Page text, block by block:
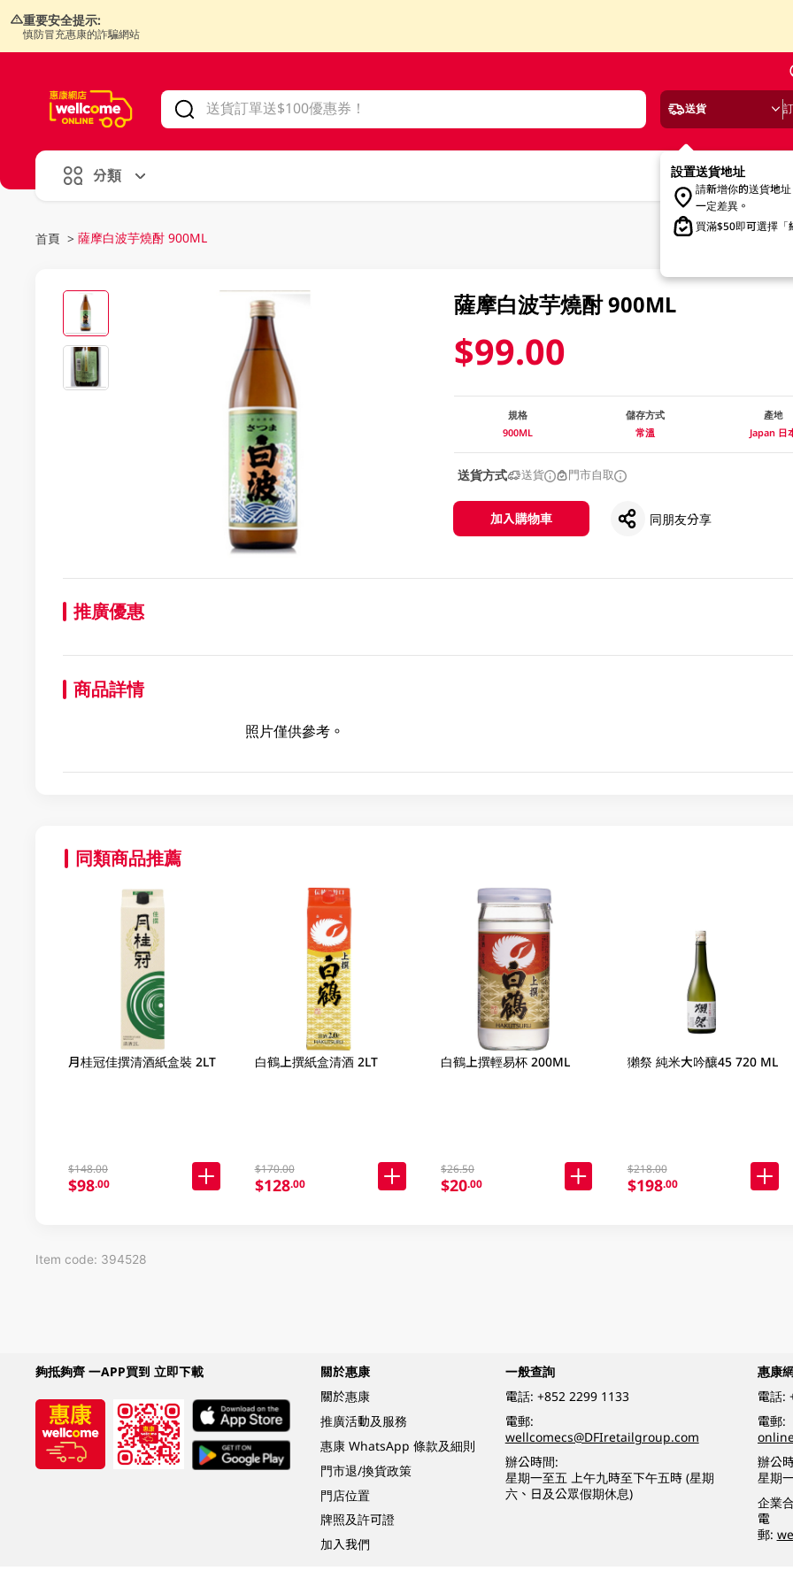
重要安全提示:
慎防冒充惠康的詐騙網站
送貨
設置送貨地址
請新增你的送貨地
一定差異。
買滿$50即可選擇「
分類
首頁 > 薩摩白波芋燒酎 900ML
薩摩白波芋燒酎 900ML
$99.00
規格
900ML
儲存方式
常溫
產地
Japan 日
送貨方式 送貨 門市自取
加入購物車 同朋友分享
推廣優惠
商品詳情
照片僅供參考。
同類商品推薦
月桂冠佳撰清酒紙盒裝 2LT
$148.00
$98.00
白鶴上撰紙盒清酒 2LT
$170.00
$128.00
白鶴上撰輕易杯 200ML
$26.50
$20.00
獺祭 純米大吟釀45 720 ML
$218.00
$198.00
Item code: 394528
夠抵夠齊 一APP買到 立即下載
關於惠康
關於惠康
推廣活動及服務
惠康 WhatsApp 條款及細則
門市退/換貨政策
門店位置
牌照及許可證
加入我們
一般查詢
電話: +852 2299 1133
電郵:
wellcomecs@DFIretailgroup.com
辦公時間:
星期一至五 上午九時至下午五時 (星期
六、日及公眾假期休息)
惠康
電話:
電郵:
辦公
星期
企業
電
郵: